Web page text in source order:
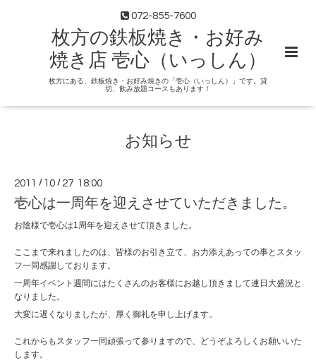
072-855-7600
枚方の鉄板焼き・お好み
焼き店 壱心（いっしん）
枚方にある、鉄板焼き・お好み焼きの「壱心（いっしん）」です。貸
切、飲み放題コースもあります！
お知らせ
2011 / 10 / 27 18:00
壱心は一周年を迎えさせていただきました。
お陰様で壱心は1周年を迎えさせて頂きました。
ここまで来れましたのは、皆様のお引き立て、お力添えあっての事とスタッ
フ一同感謝しております。
一周年イベント週間にはたくさんのお客様にお越し頂きまして連日大盛況と
なりました。
大変に遅くなりましたが、厚く御礼を申し上げます。
これからもスタッフ一同頑張って参りますので、
どうぞよろしくお願いいた
します。